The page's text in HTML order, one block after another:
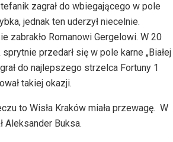
zagrał do wbiegającego w pole
jednak ten uderzył niecelnie.
zabrakło Romanowi Gergelowi. W 20
przedarł się w pole karne „Białej
do najlepszego strzelca Fortuny 1
takiej okazji.
to Wisła Kraków miała przewagę. W
Aleksander Buksa.